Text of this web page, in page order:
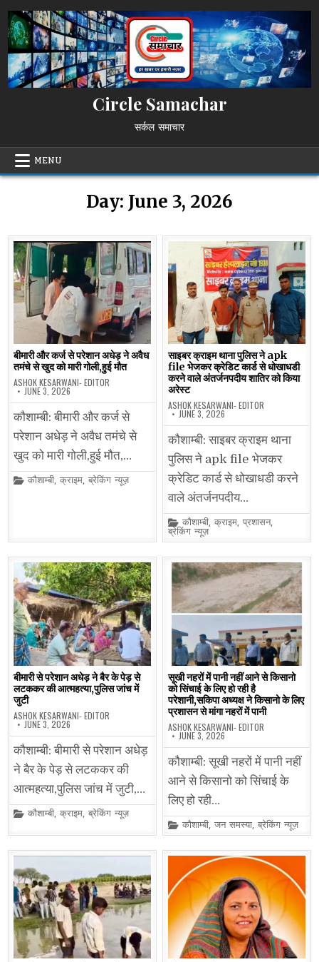
to
content
Circle Samachar
सर्कल समाचार
MENU
Day: June 3, 2026
बीमारी और कर्ज से परेशान अधेड़ ने अवैध
तमंचे से खुद को मारी गोली,हुई मौत
ASHOK KESARWANI- EDITOR
JUNE 3, 2026
कौशाम्बी: बीमारी और कर्ज से
परेशान अधेड़ ने अवैध तमंचे से
खुद को मारी गोली,हुई मौत,…
Posted
कौशाम्बी,क्राइम,ब्रेकिंग न्यूज़
साइबर क्राइम थाना पुलिस ने apk
file भेजकर क्रेडिट कार्ड से धोखाधडी
करने वाले अंतर्जनपदीय शातिर को किया
अरेस्ट
ASHOK KESARWANI- EDITOR
JUNE 3, 2026
कौशाम्बी: साइबर क्राइम थाना
पुलिस ने apk file भेजकर
क्रेडिट कार्ड से धोखाधडी करने
वाले अंतर्जनपदीय…
Posted
in
कौशाम्बी,क्राइम,प्रशासन,
ब्रेकिंग न्यूज़
बीमारी से परेशान अधेड़ ने बैर के पेड़ से
लटककर की आत्महत्या,पुलिस जांच में
जुटी
ASHOK KESARWANI- EDITOR
JUNE 3, 2026
कौशाम्बी: बीमारी से परेशान अधेड़
ने बैर के पेड़ से लटककर की
आत्महत्या,पुलिस जांच में जुटी,…
Posted
कौशाम्बी,क्राइम,ब्रेकिंग न्यूज़
सूखी नहरों में पानी नहीं आने से किसानो
को सिंचाई के लिए हो रही है
परेशानी,सकिपा अध्यक्ष ने किसानो के लिए
प्रशासन से मांगा नहरों में पानी
ASHOK KESARWANI- EDITOR
JUNE 3, 2026
कौशाम्बी: सूखी नहरों में पानी नहीं
आने से किसानो को सिंचाई के
लिए हो रही…
Posted
in
कौशाम्बी,जन समस्या,ब्रेकिंग न्यूज़